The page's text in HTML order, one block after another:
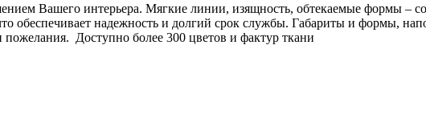
Вашего интерьера. Мягкие линии, изящность, обтекаемые формы –
обеспечивает надежность и долгий срок службы. Габариты и формы,
Доступно более 300 цветов и фактур ткани